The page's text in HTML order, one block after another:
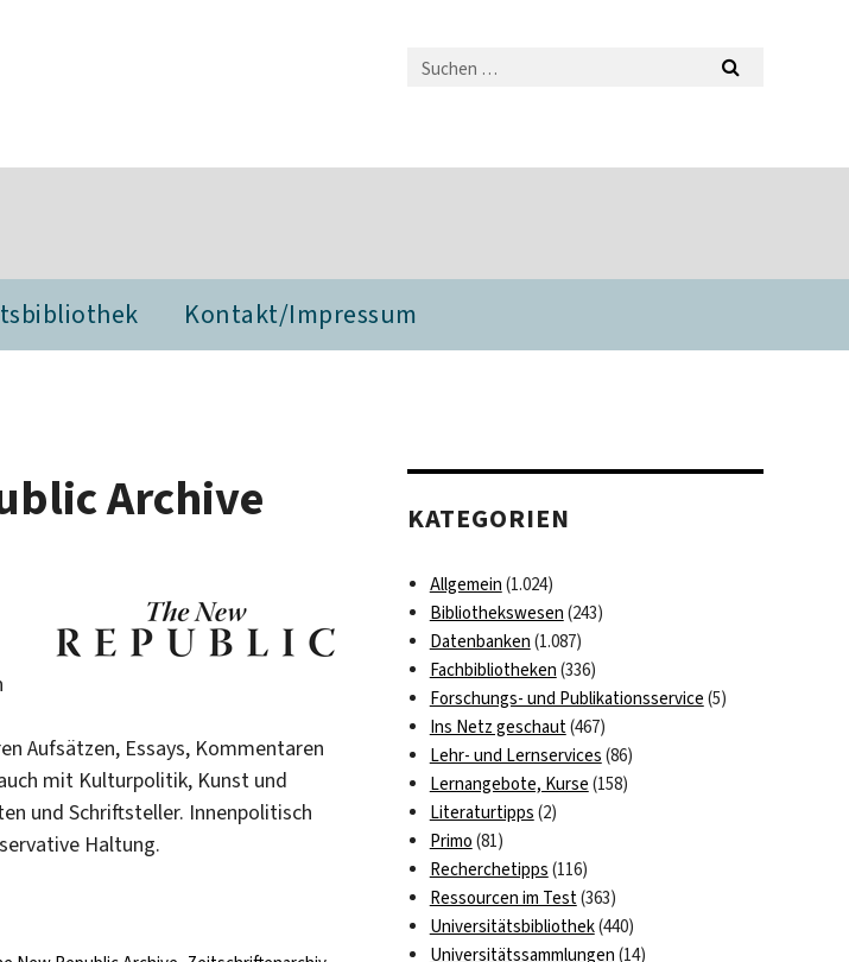
Kontakt/Impressum
Archive
Aufsätzen, Essays, Kommentaren
mit Kulturpolitik, Kunst und
und Schriftsteller. Innenpolitisch
Haltung.
KATEGORIEN
Allgemein (1.024)
Bibliothekswesen (243)
Datenbanken (1.087)
Fachbibliotheken (336)
Forschungs- und Publikationsservice (5)
Ins Netz geschaut(467)
Lehr- und Lernservices (86)
Lernangebote, Kurse (158)
Literaturtipps (2)
Primo (81)
Recherchetipps (116)
Ressourcen im Test(363)
Universitätsbibliothek(440)
Universitätssammlungen (14)